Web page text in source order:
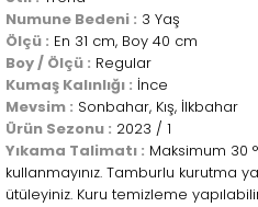
Numune Bedeni : 3 Yaş
Ölçü : En 31 cm, Boy 40 cm
Boy / Ölçü : Regular
Kumaş Kalınlığı : İnce
Mevsim : Sonbahar, Kış, İlkbahar
Ürün Sezonu : 2023 / 1
Yıkama Talimatı : Maksimum 30
kullanmayınız. Tamburlu kurutma
ütüleyiniz. Kuru temizleme